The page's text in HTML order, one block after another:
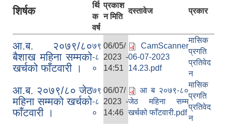
शिर्षक
र्थि
क
वर्ष
प्रकाश
न मिति
दस्तावेज प्रकार
आ.ब. २०७९/८०
बैशाख महिना सम्मको
खर्चको फाँटवारी ।
७९
-८
०
06/05/
2023 -
14:51
CamScanner
06-07-2023
14.23.pdf
मासिक
प्रगति
प्रतिवेद
न
आ.ब. २०७९/८० जेठ
महिना सम्मको खर्चको
फाँटवारी ।
७९
-८
०
06/07/
2023 -
14:46
आ ब २०७९-८०
जेठ महिना सम्म
खर्चको फाँटवारी.pdf
मासिक
प्रगति
प्रतिवेद
न